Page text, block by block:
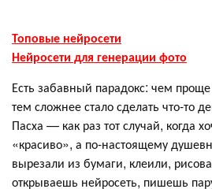
Топовые нейросети
Нейросети для генерации фото
Есть забавный парадокс: чем проще
тем сложнее стало сделать что-то
Пасха — как раз тот случай, когда
«красиво», а по-настоящему
вырезали из бумаги, клеили,
открываешь нейросеть, пишешь